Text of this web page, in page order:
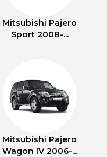
Mitsubishi Pajero
Sport 2008-...
Mitsubishi Pajero
Wagon IV 2006-...